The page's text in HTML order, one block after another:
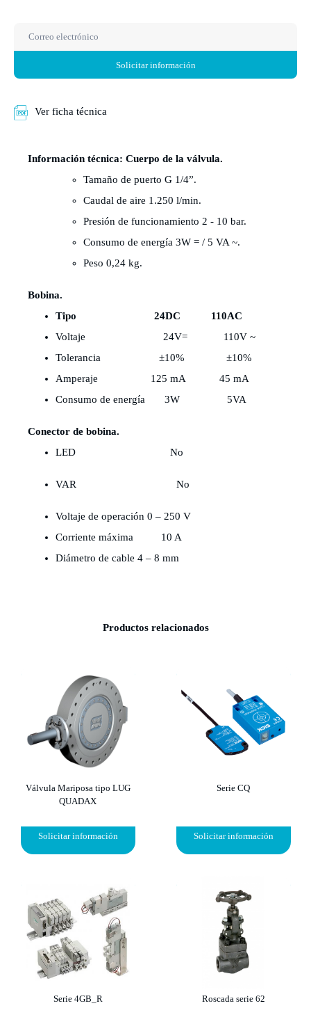
Solicitar información
Ver ficha técnica
Información técnica: Cuerpo de la válvula.
Tamaño de puerto G 1/4”.
Caudal de aire 1.250 l/min.
Presión de funcionamiento 2 - 10 bar.
Consumo de energía 3W = / 5 VA ~.
Peso 0,24 kg.
Bobina.
Tipo 24DC 110AC
Voltaje
24V=
110V ~
Tolerancia
±10% ±10%
Amperaje 125 mA 45 mA
Consumo de energía 3W 5VA
Conector de bobina.
LED
No
VAR No
Voltaje de operación 0 – 250 V
Corriente máxima
10 A
Diámetro de cable 4 – 8 mm
Productos relacionados
Válvula Mariposa tipo LUG
QUADAX
Solicitar información
Serie CQ
Solicitar información
Serie 4GB_R Roscada serie 62